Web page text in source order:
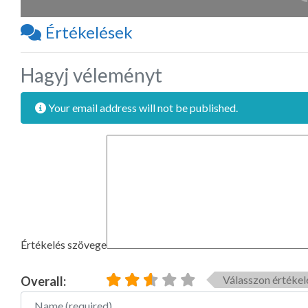
Értékelések
Hagyj véleményt
Your email address will not be published.
Értékelés szövege
Overall:
Válasszon
Name